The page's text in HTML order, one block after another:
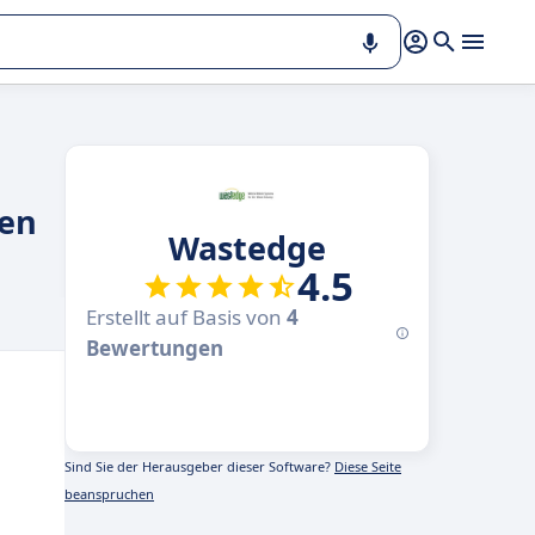
Wastedge
4.5
Erstellt auf Basis von 4
Bewertungen
Sind Sie der Herausgeber dieser Software? Diese Seite
beanspruchen